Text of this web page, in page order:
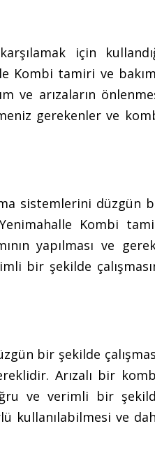
için
Kombi tamiri ve
ve arızaların
gerekenler ve
sistemlerini düzgün
Kombi
yapılması ve
bir şekilde
bir şekilde
Arızalı bir
ve verimli bir
kullanılabilmesi ve